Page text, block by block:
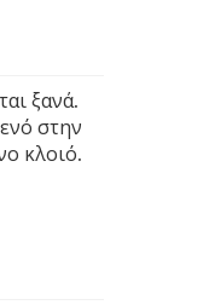
ξανά.
στην
κλοιό.